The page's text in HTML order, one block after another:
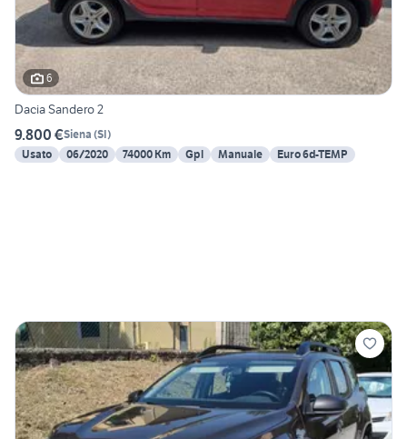
6
Dacia Sandero 2
9.800 €Siena (SI)
Usato
06/2020 74000 Km Gpl Manuale Euro 6d-TEMP